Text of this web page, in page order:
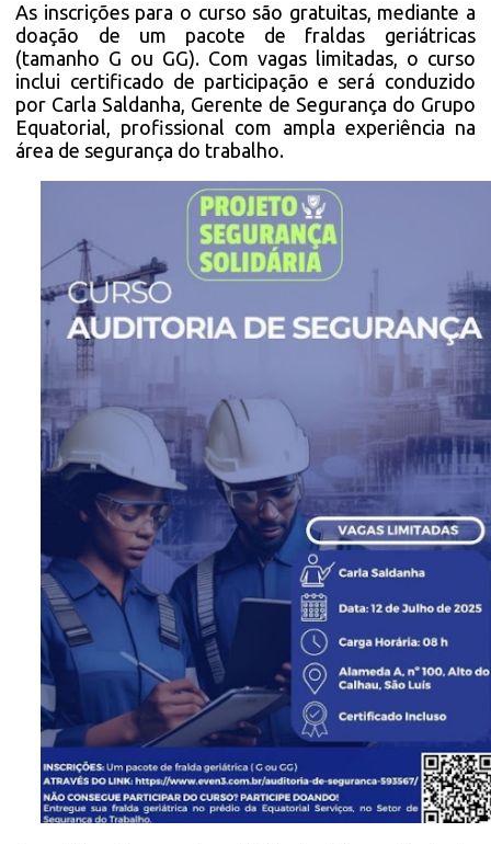
As inscrições para o curso são gratuitas, mediante a
doação de um pacote de fraldas geriátricas
(tamanho G ou GG). Com vagas limitadas, o curso
inclui certificado de participação e será conduzido
por Carla Saldanha, Gerente de Segurança do Grupo
Equatorial, profissional com ampla experiência na
área de segurança do trabalho.